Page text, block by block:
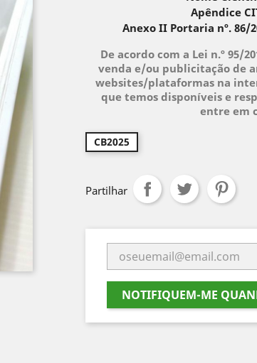
Apêndice
Anexo II Portaria nº. 86/
De acordo com a Lei n.º 95/
venda e/ou publicitação de
websites/plataformas na
que temos disponíveis e
entre em
CB2025
Partilhar
NOTIFIQUEM-ME